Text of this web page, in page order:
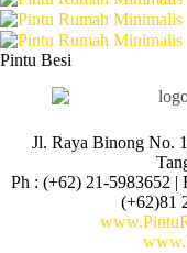
Pintu Besi
Jl. Raya Binong No.
Ph : (+62) 21-5983652 |
(+62)81